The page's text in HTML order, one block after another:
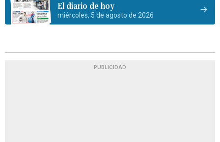
El diario de hoy
miércoles, 5 de agosto de 2026
PUBLICIDAD